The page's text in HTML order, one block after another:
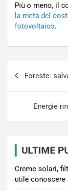
Più o meno, il
la metà del
fotovoltaico.
Foreste:
Energie
ULTIME
Creme solari,
utile conoscere